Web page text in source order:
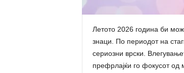
Летото 2026 година би
знаци. По периодот на
сериозни врски.
префрлајќи го фокусот од